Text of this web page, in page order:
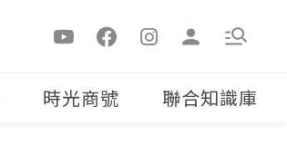
時光商號 聯合知識庫